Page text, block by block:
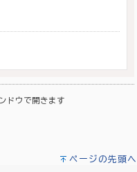
ドウで開きます
ページの先頭へ